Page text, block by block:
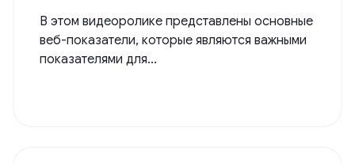
В этом видеоролике представлены основные
веб-показатели, которые являются важными
показателями для...